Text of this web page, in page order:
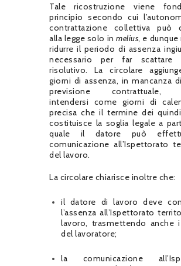
Tale ricostruzione viene
principio secondo cui
contrattazione collettiva può
alla legge solo inmelius, e
ridurre il periodo di assenza
necessario per far scattare
risolutivo. La circolare
giorni di assenza, in mancanza
previsione contrattuale,
intendersi come giorni di
precisa che il termine dei
costituisce la soglia legale a
quale il datore può
comunicazione all’Ispettorato
del lavoro.
La circolare chiarisce inoltre che:
il datore di lavoro deve
l’assenza all’Ispettorato
lavoro, trasmettendo anche
del lavoratore;
la comunicazione